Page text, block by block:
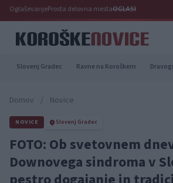
OglaševanjeProsta delovna mestaOGLASI
Slovenj Gradec Ravne na Koroškem
Domov / Novice
NOVICE Slovenj Gradec
FOTO: Ob svetovnem
Downovega sindroma v